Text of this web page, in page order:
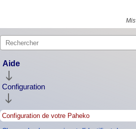
Aide
Configuration
Configuration de votre Paheko